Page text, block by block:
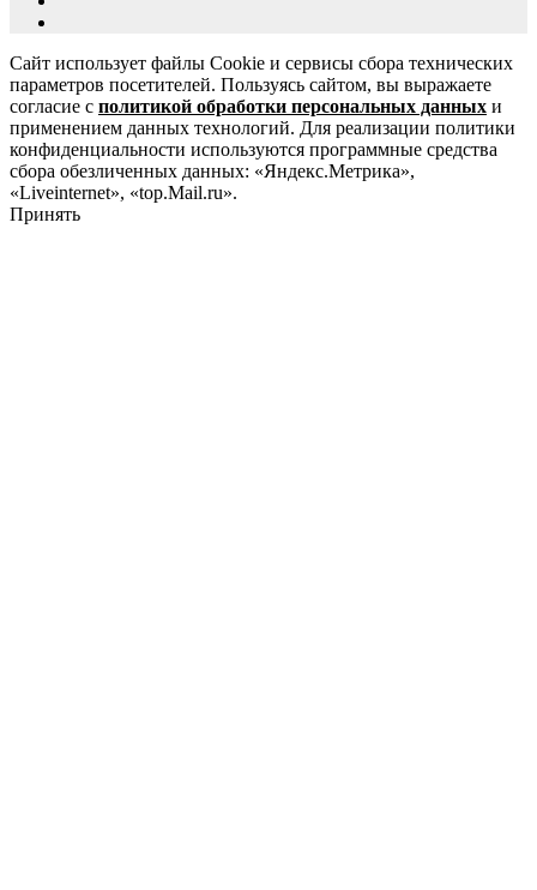
Сайт использует файлы Cookie и сервисы сбора технических
параметров посетителей. Пользуясь сайтом, вы выражаете
согласие с политикой обработки персональных данных и
применением данных технологий. Для реализации политики
конфиденциальности используются программные средства
сбора обезличенных данных: «Яндекс.Метрика»,
«Liveinternet», «top.Mail.ru».
Принять